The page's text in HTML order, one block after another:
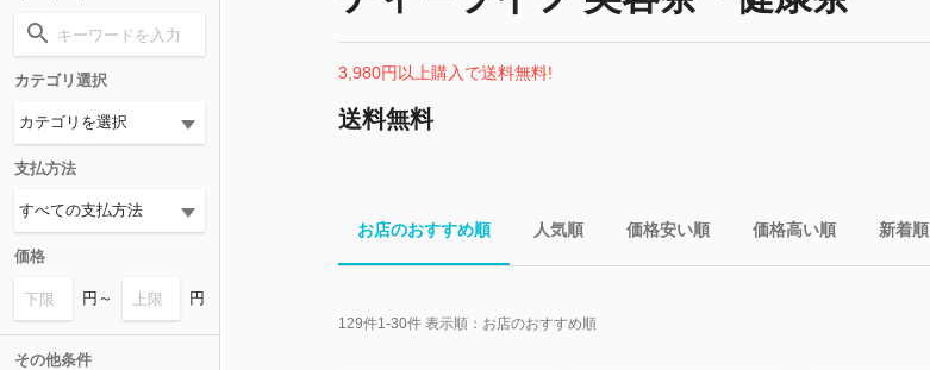
3,980円以上購入で送料無料!
送料無料
お店のおすすめ順 人気順 価格安い順 価格高い順 新着順
129件1-30件 表示順： お店のおすすめ順
カテゴリ選択
支払方法
価格
円～ 円
その他条件